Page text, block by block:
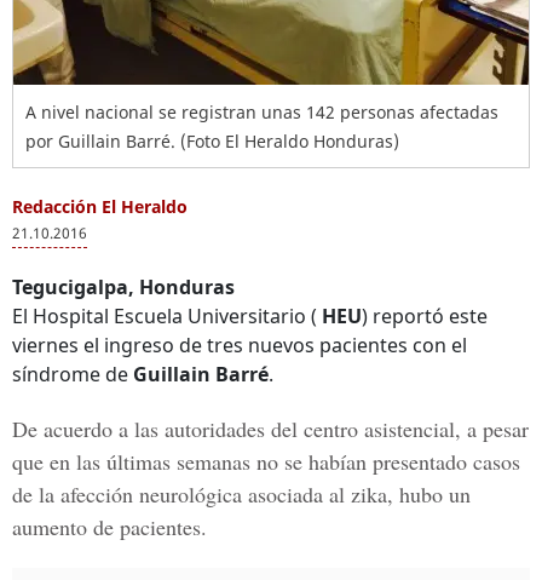
A nivel nacional se registran unas 142 personas afectadas
por Guillain Barré. (Foto El Heraldo Honduras)
Redacción El Heraldo
21.10.2016
Tegucigalpa, Honduras
El Hospital Escuela Universitario ( HEU) reportó este
viernes el ingreso de tres nuevos pacientes con el
síndrome de Guillain Barré.
De acuerdo a las autoridades del centro asistencial, a pesar
que en las últimas semanas no se habían presentado casos
de la afección neurológica asociada al zika, hubo un
aumento de pacientes.